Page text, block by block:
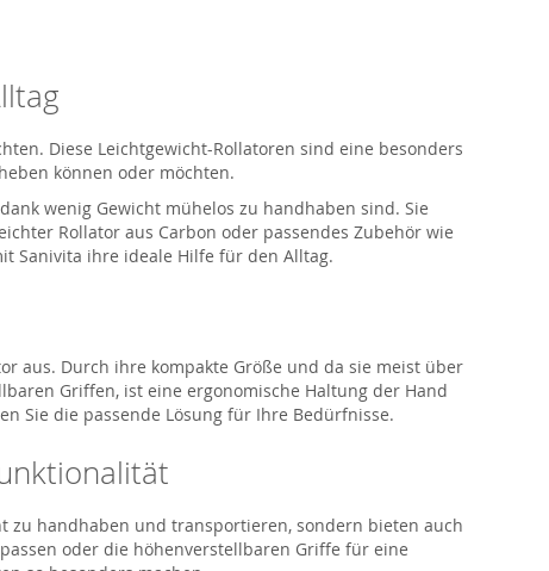
Diese Leichtgewicht-Rollatoren sind eine besonders
können oder möchten.
wenig Gewicht mühelos zu handhaben sind. Sie
Rollator aus Carbon oder passendes Zubehör wie
Sanivita ihre ideale Hilfe für den Alltag.
aus. Durch ihre kompakte Größe und da sie meist über
Griffen, ist eine ergonomische Haltung der Hand
Sie die passende Lösung für Ihre Bedürfnisse.
zu handhaben und transportieren, sondern bieten auch
oder die höhenverstellbaren Griffe für eine